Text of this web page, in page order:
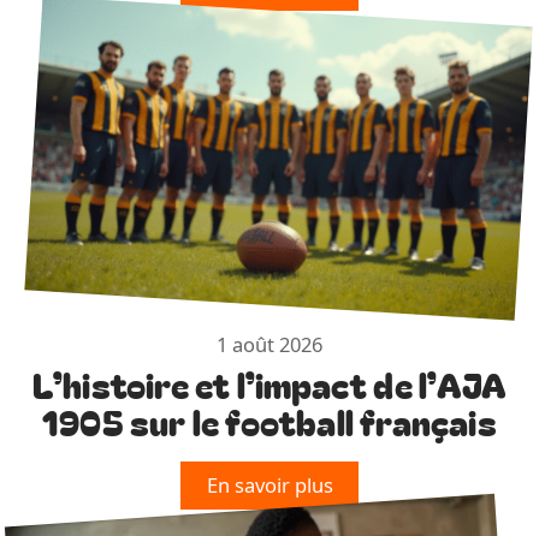
1 août 2026
L’histoire et l’impact de l’AJA
1905 sur le football français
En savoir plus